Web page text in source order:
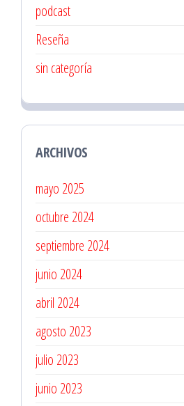
podcast
Reseña
sin categoría
ARCHIVOS
mayo 2025
octubre 2024
septiembre 2024
junio 2024
abril 2024
agosto 2023
julio 2023
junio 2023